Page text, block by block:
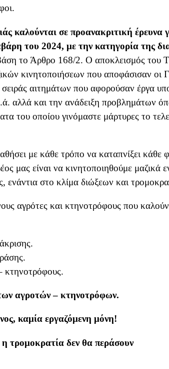
καλούνται σε προανακριτική έρευνα
του 2024, με την κατηγορία της
το Άρθρο 168/2. Ο αποκλεισμός του
κινητοποιήσεων που αποφάσισαν οι
αιτημάτων που αφορούσαν έργα
αλλά και την ανάδειξη προβλημάτων
του οποίου γινόμαστε μάρτυρες το
με κάθε τρόπο να καταπνίξει κάθε
μας είναι να κινητοποιηθούμε μαζικά
ενάντια στο κλίμα διώξεων και
αγρότες και κτηνοτρόφους που
κτηνοτρόφους.
αγροτών – κτηνοτρόφων.
καμία εργαζόμενη μόνη!
η τρομοκρατία δεν θα περάσουν